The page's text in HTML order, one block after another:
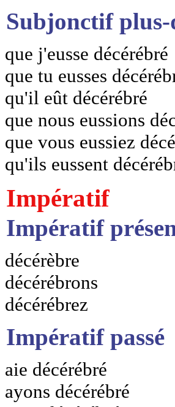
Subjonctif
que j'eusse décérébré
que tu eusses
qu'il eût décérébré
que nous eussions
que vous eussiez
qu'ils eussent
Impératif
Impératif
décérèbre
décérébrons
décérébrez
Impératif passé
aie décérébré
ayons décérébré